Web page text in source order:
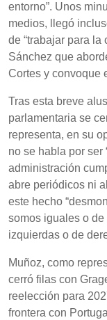
entorno”. Unos
medios, llegó
de “trabajar para la
Sánchez que
Cortes y convoque
Tras esta breve
parlamentaria se
representa, en su
no se habla por ser
administración
abre periódicos ni
este hecho
somos iguales o
izquierdas o de
Muñoz, como
cerró filas con
reelección para
frontera con